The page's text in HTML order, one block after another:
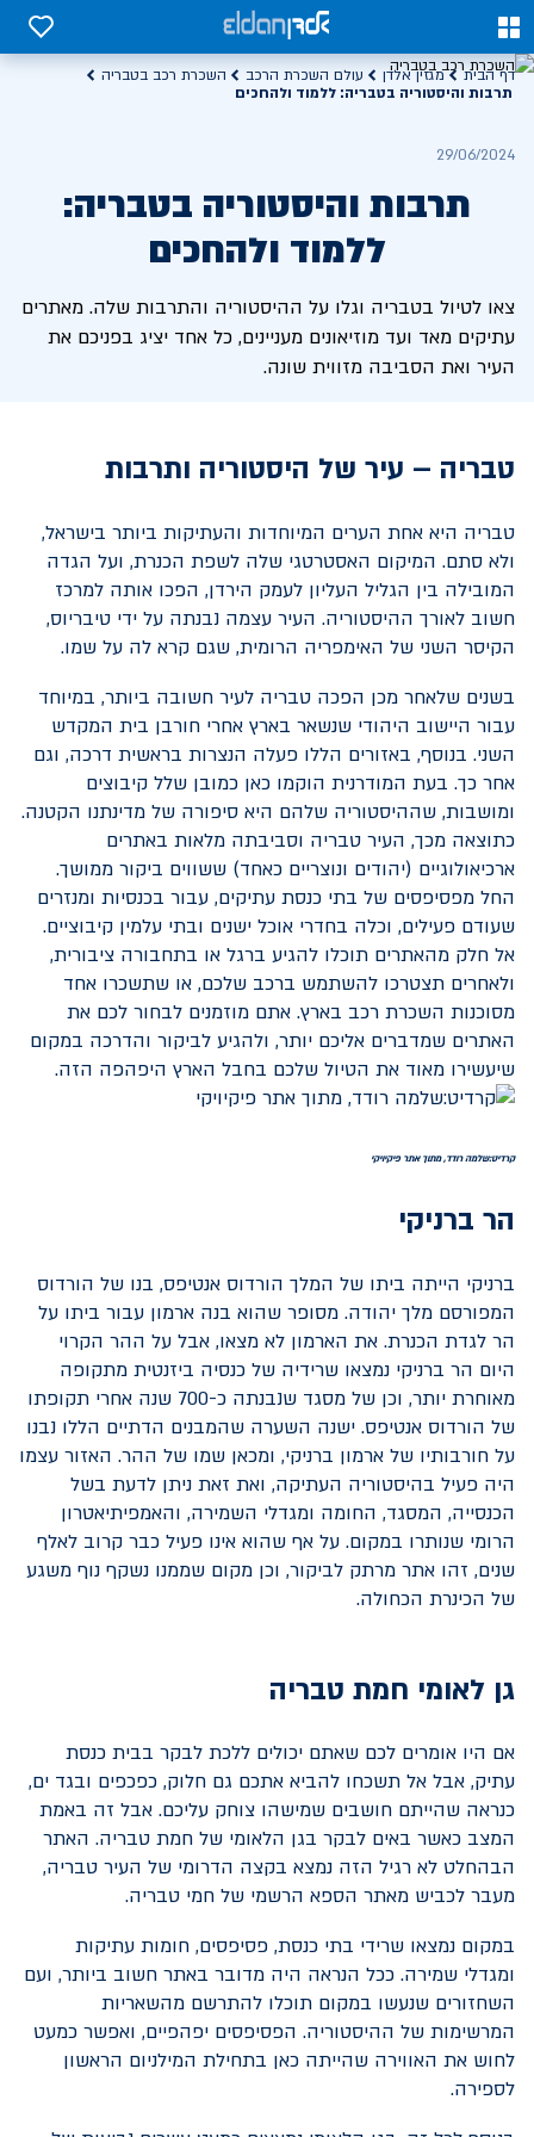
0
0
דף הבית מגזין אלדן עולם השכרת הרכב
השכרת רכב בטבריה
תרבות והיסטוריה בטבריה: ללמוד ולהחכים
29/06/2024
תרבות והיסטוריה בטבריה:
ללמוד ולהחכים
צאו לטיול בטבריה וגלו על ההיסטוריה והתרבות שלה. מאתרים
עתיקים מאד ועד מוזיאונים מעניינים, כל אחד יציג בפניכם את
העיר ואת הסביבה מזווית שונה.
טבריה – עיר של היסטוריה ותרבות
טבריה היא אחת הערים המיוחדות והעתיקות ביותר בישראל,
ולא סתם. המיקום האסטרטגי שלה לשפת הכנרת, ועל הגדה
המובילה בין הגליל העליון לעמק הירדן, הפכו אותה למרכז
חשוב לאורך ההיסטוריה. העיר עצמה נבנתה על ידי טיבריוס,
הקיסר השני של האימפריה הרומית, שגם קרא לה על שמו.
בשנים שלאחר מכן הפכה טבריה לעיר חשובה ביותר, במיוחד
עבור היישוב היהודי שנשאר בארץ אחרי חורבן בית המקדש
השני. בנוסף, באזורים הללו פעלה הנצרות בראשית דרכה, וגם
אחר כך. בעת המודרנית הוקמו כאן כמובן שלל קיבוצים
ומושבות, שההיסטוריה שלהם היא סיפורה של מדינתנו הקטנה.
כתוצאה מכך, העיר טבריה וסביבתה מלאות באתרים
ארכיאולוגיים (יהודים ונוצריים כאחד) ששווים ביקור ממושך.
החל מפסיפסים של בתי כנסת עתיקים, עבור בכנסיות ומנזרים
שעודם פעילים, וכלה בחדרי אוכל ישנים ובתי עלמין קיבוציים.
אל חלק מהאתרים תוכלו להגיע ברגל או בתחבורה ציבורית,
ולאחרים תצטרכו להשתמש ברכב שלכם, או שתשכרו אחד
מסוכנות השכרת רכב בארץ. אתם מוזמנים לבחור לכם את
האתרים שמדברים אליכם יותר, ולהגיע לביקור והדרכה במקום
שיעשירו מאוד את הטיול שלכם בחבל הארץ היפהפה הזה.
קרדיט:שלמה רודד, מתוך אתר פיקיויקי
הר ברניקי
ברניקי הייתה ביתו של המלך הורדוס אנטיפס, בנו של הורדוס
המפורסם מלך יהודה. מסופר שהוא בנה ארמון עבור ביתו על
הר לגדת הכנרת. את הארמון לא מצאו, אבל על ההר הקרוי
היום הר ברניקי נמצאו שרידיה של כנסיה ביזנטית מתקופה
מאוחרת יותר, וכן של מסגד שנבנתה כ-700 שנה אחרי תקופתו
של הורדוס אנטיפס. ישנה השערה שהמבנים הדתיים הללו נבנו
על חורבותיו של ארמון ברניקי, ומכאן שמו של ההר. האזור עצמו
היה פעיל בהיסטוריה העתיקה, ואת זאת ניתן לדעת בשל
הכנסייה, המסגד, החומה ומגדלי השמירה, והאמפיתיאטרון
הרומי שנותרו במקום. על אף שהוא אינו פעיל כבר קרוב לאלף
שנים, זהו אתר מרתק לביקור, וכן מקום שממנו נשקף נוף משגע
של הכינרת הכחולה.
גן לאומי חמת טבריה
אם היו אומרים לכם שאתם יכולים ללכת לבקר בבית כנסת
עתיק, אבל אל תשכחו להביא אתכם גם חלוק, כפכפים ובגד ים,
כנראה שהייתם חושבים שמישהו צוחק עליכם. אבל זה באמת
המצב כאשר באים לבקר בגן הלאומי של חמת טבריה. האתר
הבהחלט לא רגיל הזה נמצא בקצה הדרומי של העיר טבריה,
מעבר לכביש מאתר הספא הרשמי של חמי טבריה.
במקום נמצאו שרידי בתי כנסת, פסיפסים, חומות עתיקות
ומגדלי שמירה. ככל הנראה היה מדובר באתר חשוב ביותר, ועם
השחזורים שנעשו במקום תוכלו להתרשם מהשאריות
המרשימות של ההיסטוריה. הפסיפסים יפהפיים, ואפשר כמעט
לחוש את האווירה שהייתה כאן בתחילת המילניום הראשון
לספירה.